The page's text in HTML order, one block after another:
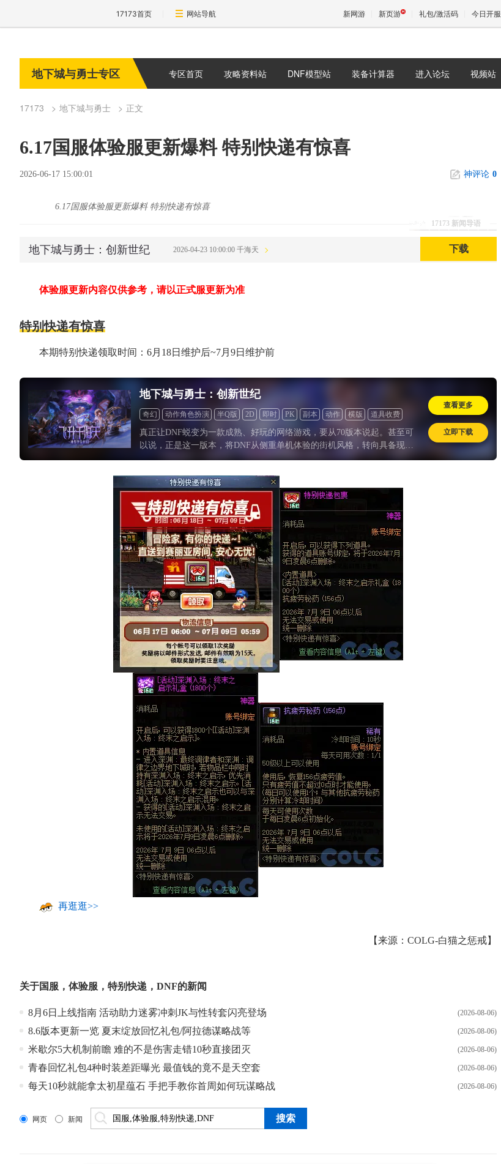
17173首页 网站导航 新网游 新页游 礼包/激活码 今日开服
地下城与勇士专区 专区首页 攻略资料站 DNF模型站 装备计算器 进入论坛 视频站
17173 地下城与勇士 正文
6.17国服体验服更新爆料 特别快递有惊喜
2026-06-17 15:00:01 神评论 0
17173 新闻导语
6.17国服体验服更新爆料 特别快递有惊喜
地下城与勇士：创新世纪 2026-04-23 10:00:00 千海天 下载
体验服更新内容仅供参考，请以正式服更新为准
特别快递有惊喜
本期特别快递领取时间：6月18日维护后~7月9日维护前
地下城与勇士：创新世纪
奇幻 动作角色扮演 半Q版 2D 即时 PK 副本 动作 横版
道具收费
怀旧
真正让DNF蜕变为一款成熟、好玩的网络游戏，要从70版本说起。甚至可
以说，正是这一版本，将DNF从侧重单机体验的街机风格，转向具备现代
MMO特质的成熟形态，同时奠定了此后十年游戏的核心玩法框架。
查看更多
立即下载
再逛逛>>
【来源：COLG-白猫之惩戒】
关于国服 ， 体验服 ， 特别快递 ， DNF的新闻
(2026-08-06)
8月6日上线指南 活动助力迷雾冲刺JK与性转套闪亮登场
(2026-08-06)
8.6版本更新一览 夏末绽放回忆礼包/阿拉德谋略战等
(2026-08-06)
米歇尔5大机制前瞻 难的不是伤害走错10秒直接团灭
(2026-08-06)
青春回忆礼包4种时装差距曝光 最值钱的竟不是天空套
(2026-08-06)
每天10秒就能拿太初星蕴石 手把手教你首周如何玩谋略战
网页 新闻